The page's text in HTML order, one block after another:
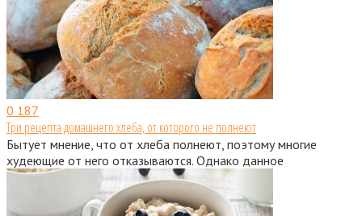
0 187
Три рецепта домашнего хлеба, от которого не полнеют
Бытует мнение, что от хлеба полнеют, поэтому многие
худеющие от него отказываются. Однако данное